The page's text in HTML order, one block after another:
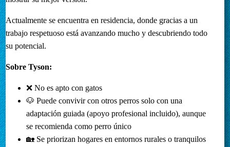
Actualmente se encuentra en residencia, donde gracias a un
trabajo respetuoso está avanzando mucho y descubriendo todo
su potencial.
Sobre Tyson:
❌ No es apto con gatos
🐶 Puede convivir con otros perros solo con una
adaptación guiada (apoyo profesional incluido), aunque
se recomienda como perro único
🏡 Se priorizan hogares en entornos rurales o tranquilos